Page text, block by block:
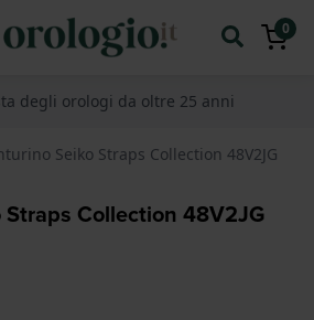
0
degli orologi da oltre 25 anni
Seiko Straps Collection 48V2JG
Collection 48V2JG